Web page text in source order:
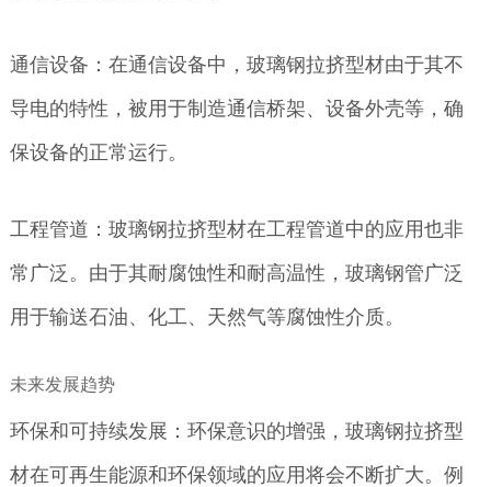
通信设备：在通信设备中，玻璃钢拉挤型材由于其不
导电的特性，被用于制造通信桥架、设备外壳等，确
保设备的正常运行。
工程管道：玻璃钢拉挤型材在工程管道中的应用也非
常广泛。由于其耐腐蚀性和耐高温性，玻璃钢管广泛
用于输送石油、化工、天然气等腐蚀性介质。
未来发展趋势
环保和可持续发展：环保意识的增强，玻璃钢拉挤型
材在可再生能源和环保领域的应用将会不断扩大。例